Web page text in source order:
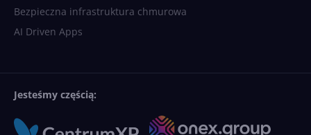
Bezpieczna infrastruktura chmurowa
AI Driven Apps
Jesteśmy częścią: